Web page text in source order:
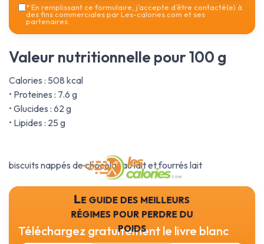
*En remplissant ce formulaire, j’accepte d’être contacté(e) à
des fins commerciales par Les-calories.com et ses
partenaires.
Valeur nutritionnelle pour 100 g
Calories : 508 kcal
• Proteines : 7.6 g
• Glucides : 62 g
• Lipides : 25 g
biscuits nappés de chocolat au lait et fourrés lait
Le guide des meilleurs
régimes pour perdre du
poids
Téléchargez gratuitement le livre blanc